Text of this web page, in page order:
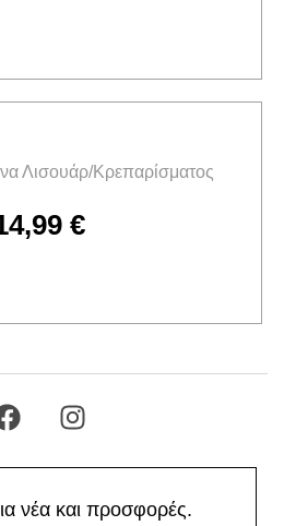
Λισουάρ/Κρεπαρίσματος
€
νέα και προσφορές.